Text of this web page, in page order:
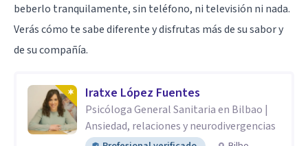
beberlo tranquilamente, sin teléfono, ni televisión ni nada.
Verás cómo te sabe diferente y disfrutas más de su sabor y
de su compañía.
Iratxe López Fuentes
Psicóloga General Sanitaria en Bilbao |
Ansiedad, relaciones y neurodivergencias